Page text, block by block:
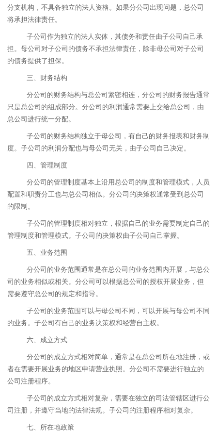
分支机构，不具备独立的法人资格。如果分公司出现问题，总公司
将承担法律责任。
子公司作为独立的法人实体，其债务和责任由子公司自己承
担。母公司对子公司的债务不承担法律责任，除非母公司对子公司
的债务提供了担保。
三、财务结构
分公司的财务结构与总公司紧密相连，分公司的财务报告通常
只是总公司的组成部分。分公司的利润通常需要上交给总公司，由
总公司进行统一分配。
子公司的财务结构独立于母公司，有自己的财务报表和财务制
度。子公司的利润分配也与母公司无关，由子公司自己决定。
四、管理制度
分公司的管理制度基本上沿用总公司的制度和管理模式，人员
配置和职责分工也与总公司相似。分公司的决策权通常受到总公司
的限制。
子公司的管理制度相对独立，根据自己的业务需要制定自己的
管理制度和管理模式。子公司的决策权由子公司自己掌握。
五、业务范围
分公司的业务范围通常是在总公司的业务范围内开展，与总公
司的业务相似或相关。分公司可以根据总公司的授权开展业务，但
需要遵守总公司的规定和指导。
子公司的业务范围可以与母公司不同，可以开展与母公司不同
的业务。子公司有自己的业务决策权和经营自主权。
六、成立方式
分公司的成立方式相对简单，通常是在总公司所在地注册，或
者在需要开展业务的地区申请营业执照。分公司不需要进行独立的
公司注册程序。
子公司的成立方式相对复杂，需要在独立的司法管辖区进行公
司注册，并遵守当地的法律法规。子公司的注册程序相对复杂。
七、所在地政策